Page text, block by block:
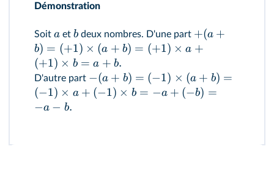
Démonstration
Soit a et b deux nombres. D'une part +(a +
b) = (+1) × (a + b) = (+1) × a +
(+1) × b = a + b.
D'autre part −(a + b) = (−1) × (a + b) =
(−1) × a + (−1) × b = −a + (−b) =
−a − b.